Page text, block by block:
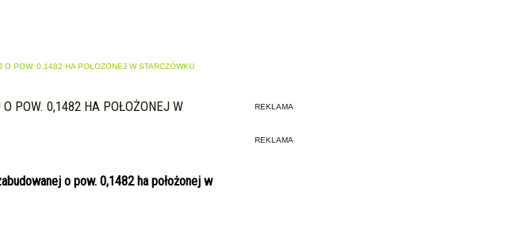
POW. 0,1482 HA POŁOŻONEJ W STARCZÓWKU
POW. 0,1482 HA POŁOŻONEJ W
o pow. 0,1482 ha położonej w
REKLAMA
REKLAMA